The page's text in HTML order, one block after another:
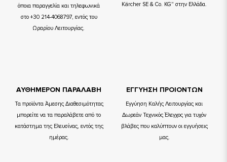
όποια παραγγελία και τηλεφωνικά
στο +30 214-4068797, εντός του
Ωραρίου Λειτουργίας.
Kärcher SE & Co. KG" στην Ελλάδα.
ΑΥΘΗΜΕΡΟΝ ΠΑΡΑΛΑΒΗ
Τα προϊόντα Άμεσης Διαθεσιμότητας
μπορείτε να τα παραλάβετε από το
κατάστημα της Ελευσίνας, εντός της
ημέρας.
ΕΓΓΥΗΣΗ ΠΡΟΙΟΝΤΩΝ
Εγγύηση Καλής Λειτουργίας και
Δωρεάν Τεχνικός Έλεγχος για τυχόν
βλάβες που καλύπτουν οι εγγυήσεις
μας.